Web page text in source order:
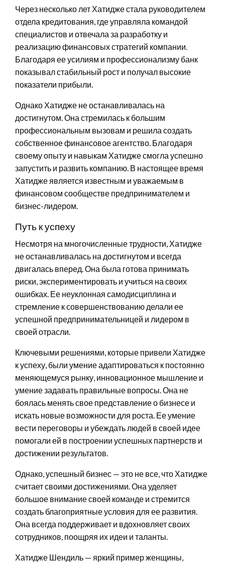
Через несколько лет Хатидже стала руководителем
отдела кредитования, где управляла командой
специалистов и отвечала за разработку и
реализацию финансовых стратегий компании.
Благодаря ее усилиям и профессионализму банк
показывал стабильный рост и получал высокие
показатели прибыли.
Однако Хатидже не останавливалась на
достигнутом. Она стремилась к большим
профессиональным вызовам и решила создать
собственное финансовое агентство. Благодаря
своему опыту и навыкам Хатидже смогла успешно
запустить и развить компанию. В настоящее время
Хатидже является известным и уважаемым в
финансовом сообществе предпринимателем и
бизнес-лидером.
Путь к успеху
Несмотря на многочисленные трудности, Хатидже
не останавливалась на достигнутом и всегда
двигалась вперед. Она была готова принимать
риски, экспериментировать и учиться на своих
ошибках. Ее неуклонная самодисциплина и
стремление к совершенствованию делали ее
успешной предпринимательницей и лидером в
своей отрасли.
Ключевыми решениями, которые привели Хатидже
к успеху, были умение адаптироваться к постоянно
меняющемуся рынку, инновационное мышление и
умение задавать правильные вопросы. Она не
боялась менять свое представление о бизнесе и
искать новые возможности для роста. Ее умение
вести переговоры и убеждать людей в своей идее
помогали ей в построении успешных партнерств и
достижении результатов.
Однако, успешный бизнес — это не все, что Хатидже
считает своими достижениями. Она уделяет
большое внимание своей команде и стремится
создать благоприятные условия для ее развития.
Она всегда поддерживает и вдохновляет своих
сотрудников, поощряя их идеи и таланты.
Хатидже Шендиль — яркий пример женщины,